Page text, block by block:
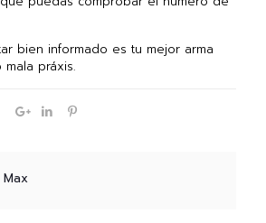
bien informado es tu mejor arma
práxis.
Max